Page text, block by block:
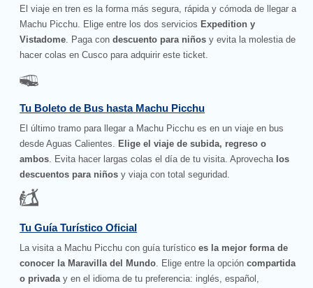
El viaje en tren es la forma más segura, rápida y cómoda de llegar a
Machu Picchu. Elige entre los dos servicios Expedition y
Vistadome . Paga condescuento para niños y evita la molestia de
hacer colas en Cusco para adquirir este ticket.
Tu Boleto de Bus hasta Machu Picchu
El último tramo para llegar a Machu Picchu es en un viaje en bus
desde Aguas Calientes. Elige el viaje de subida, regreso o
ambos . Evita hacer largas colas el día de tu visita. Aprovecha los
descuentos para niños y viaja con total seguridad.
Tu Guía Turístico Oficial
La visita a Machu Picchu con guía turístico es la mejor forma de
conocer la Maravilla del Mundo . Elige entre la opcióncompartida
o privada y en el idioma de tu preferencia: inglés, español,